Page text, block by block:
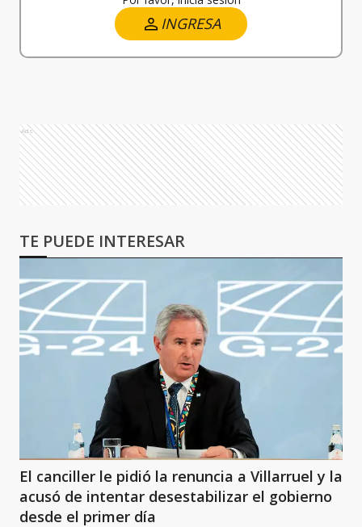
INGRESA
Ads
TE PUEDE INTERESAR
El canciller le pidió la renuncia a Villarruel y la
acusó de intentar desestabilizar el gobierno
desde el primer día